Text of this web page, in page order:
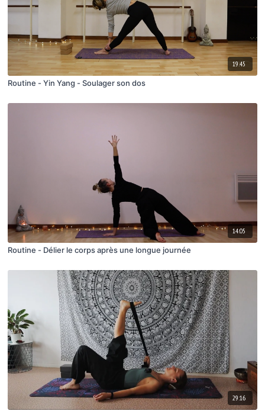
19:45
Routine - Yin Yang - Soulager son dos
14:05
Routine - Délier le corps après une longue journée
29:16